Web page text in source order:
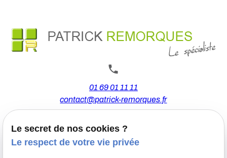
01 69 01 11 11
contact@patrick-remorques.fr
44 Avenue de la Division Leclerc
91160 BALLAINVILLIERS
Le secret de nos cookies ?
Le respect de votre vie privée